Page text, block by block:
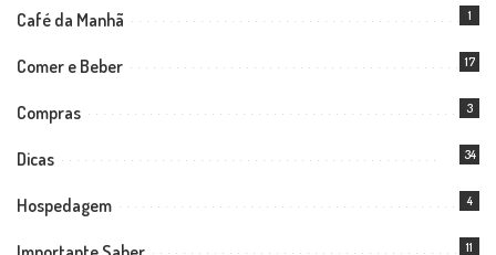
Café da Manhã 1
Comer e Beber 17
Compras 3
Dicas 34
Hospedagem 4
11